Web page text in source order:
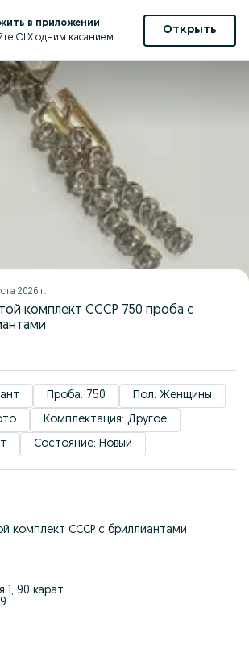
в приложении
OLX одним касанием
Открыть
2026 г.
комплект СССР 750 проба с
Проба: 750
Пол: Женщины
Комплектация: Другое
Состояние: Новый
комплект СССР с бриллиантами
1, 90 карат